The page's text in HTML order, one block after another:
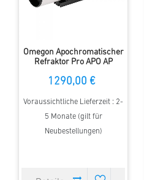
Omegon Apochromatischer
Refraktor Pro APO AP
1290,00 €
Voraussichtliche Lieferzeit : 2-
5 Monate (gilt für
Neubestellungen)